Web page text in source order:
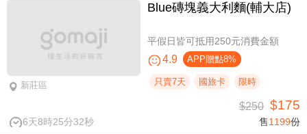
新莊區
Blue磚塊義大利麵(輔大店)
平假日皆可抵用250元消費金額
4.9 APP贈點8%
只賣7天 國旅卡 限時
6天8時25分31秒
$250 $175
售1199份